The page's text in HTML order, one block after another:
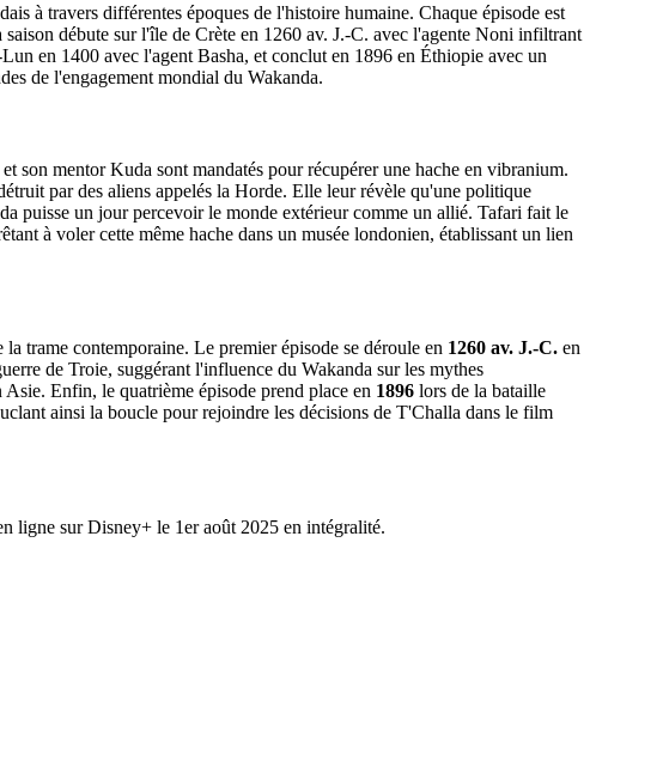
à travers différentes époques de l'histoire humaine. Chaque épisode est
débute sur l'île de Crète en 1260 av. J.-C. avec l'agente Noni infiltrant
en 1400 avec l'agent Basha, et conclut en 1896 en Éthiopie avec un
de l'engagement mondial du Wakanda.
son mentor Kuda sont mandatés pour récupérer une hache en vibranium.
par des aliens appelés la Horde. Elle leur révèle qu'une politique
puisse un jour percevoir le monde extérieur comme un allié. Tafari fait le
à voler cette même hache dans un musée londonien, établissant un lien
trame contemporaine. Le premier épisode se déroule en 1260 av. J.-C. en
de Troie, suggérant l'influence du Wakanda sur les mythes
Enfin, le quatrième épisode prend place en 1896 lors de la bataille
ainsi la boucle pour rejoindre les décisions de T'Challa dans le film
ligne sur Disney+ le 1er août 2025 en intégralité.